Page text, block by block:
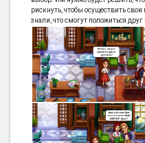
рискнуть, чтобы осуществить
знали, что смогут положиться